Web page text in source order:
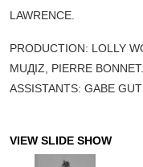
LAWRENCE.
PRODUCTION: LOLLY
MUДIZ, PIERRE
ASSISTANTS: GABE